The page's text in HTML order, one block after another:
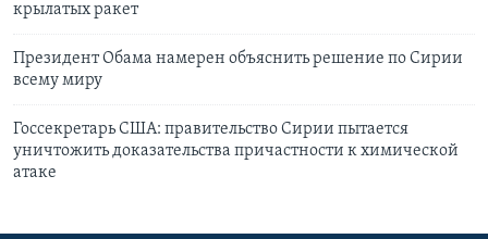
крылатых ракет
Президент Обама намерен объяснить решение по Сирии
всему миру
Госсекретарь США: правительство Сирии пытается
уничтожить доказательства причастности к химической
атаке